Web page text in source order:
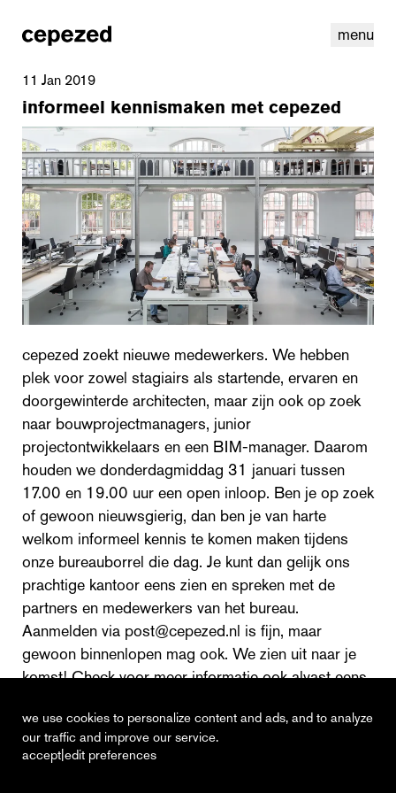
we use cookies to personalize content and ads, and to analyze
our traffic and improve our service.
accept|edit preferences
menu
linkedinyoutube cookiesnl | en
11 Jan 2019
informeel kennismaken met cepezed
cepezed zoekt nieuwe medewerkers. We hebben
plek voor zowel stagiairs als startende, ervaren en
doorgewinterde architecten, maar zijn ook op zoek
naar bouwprojectmanagers, junior
projectontwikkelaars en een BIM-manager. Daarom
houden we donderdagmiddag 31 januari tussen
17.00 en 19.00 uur een open inloop. Ben je op zoek
of gewoon nieuwsgierig, dan ben je van harte
welkom informeel kennis te komen maken tijdens
onze bureauborrel die dag. Je kunt dan gelijk ons
prachtige kantoor eens zien en spreken met de
partners en medewerkers van het bureau.
Aanmelden via post@cepezed.nl is fijn, maar
gewoon binnenlopen mag ook. We zien uit naar je
komst! Check voor meer informatie ook alvast eens
recent